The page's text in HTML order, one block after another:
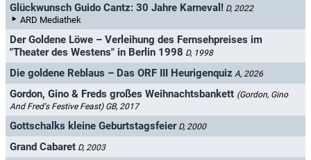
Glückwunsch Guido Cantz: 30 Jahre Karneval! D, 2022
ARD Mediathek
Der Goldene Löwe – Verleihung des Fernsehpreises im
"Theater des Westens" in Berlin 1998 D, 1998
Die goldene Reblaus – Das ORF III Heurigenquiz A, 2026
Gordon, Gino & Freds großes Weihnachtsbankett (Gordon, Gino
And Fred's Festive Feast) GB, 2017
Gottschalks kleine Geburtstagsfeier D, 2000
Grand Cabaret D, 2003